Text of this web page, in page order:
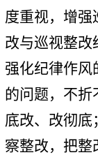
度重视，增强
改与巡视整改
强化纪律作风
的问题，不折
底改、改彻底
察整改，把整